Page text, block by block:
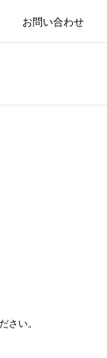
お問い合わせ
さい。